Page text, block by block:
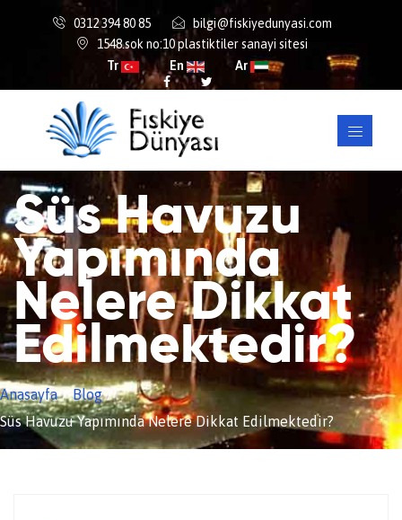
0312 394 80 85
bilgi@fiskiyedunyasi.com
1548.sok no:10 plastiktiler sanayi sitesi
Tr
En Ar
Süs Havuzu
Yapımında
Nelere Dikkat
Edilmektedir?
Anasayfa
Blog
Süs Havuzu Yapımında Nelere Dikkat Edilmektedir?